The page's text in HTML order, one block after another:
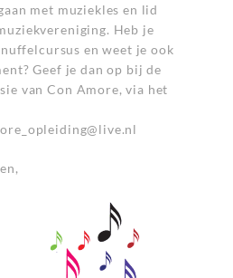
met muziekles en lid
Heb je
en weet je ook
Geef je dan op bij de
van Con Amore, via het